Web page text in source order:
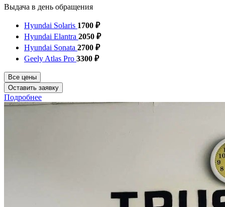
Выдача в день обращения
Hyundai Solaris 1700 ₽
Hyundai Elantra 2050 ₽
Hyundai Sonata 2700 ₽
Geely Atlas Pro 3300 ₽
Все цены
Оставить заявку
Подробнее